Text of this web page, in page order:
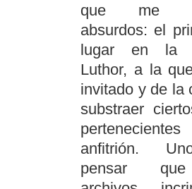
que me
absurdos: el
lugar en la
Luthor, a la
invitado y de la
substraer
anfitrión.
pensar